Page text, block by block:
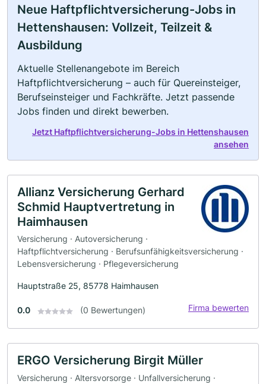
Neue Haftpflichtversicherung-Jobs in
Hettenshausen: Vollzeit, Teilzeit &
Ausbildung
Aktuelle Stellenangebote im Bereich
Haftpflichtversicherung – auch für Quereinsteiger,
Berufseinsteiger und Fachkräfte. Jetzt passende
Jobs finden und direkt bewerben.
Jetzt Haftpflichtversicherung-Jobs in Hettenshausen
ansehen
Allianz Versicherung Gerhard
Schmid Hauptvertretung in
Haimhausen
Versicherung · Autoversicherung ·
Haftpflichtversicherung · Berufsunfähigkeitsversicherung ·
Lebensversicherung · Pflegeversicherung
Hauptstraße 25, 85778 Haimhausen
0.0 (0 Bewertungen) Firma bewerten
ERGO Versicherung Birgit Müller
Versicherung · Altersvorsorge · Unfallversicherung ·